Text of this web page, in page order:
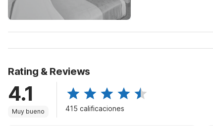
Rating & Reviews
4.1
Muy bueno 415 calificaciones